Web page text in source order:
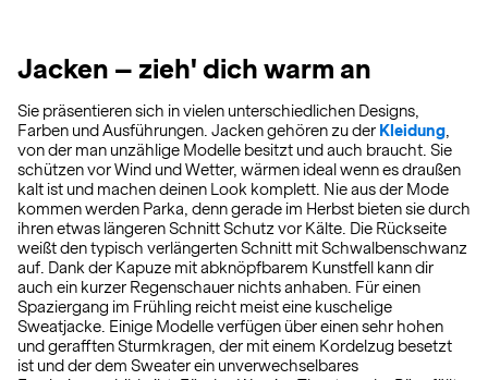
Jacken – zieh' dich warm an
Sie präsentieren sich in vielen unterschiedlichen Designs,
Farben und Ausführungen. Jacken gehören zu der Kleidung
von der man unzählige Modelle besitzt und auch braucht. Sie
schützen vor Wind und Wetter, wärmen ideal wenn es draußen
kalt ist und machen deinen Look komplett. Nie aus der Mode
kommen werden Parka, denn gerade im Herbst bieten sie durch
ihren etwas längeren Schnitt Schutz vor Kälte. Die Rückseite
weißt den typisch verlängerten Schnitt mit Schwalbenschwanz
auf. Dank der Kapuze mit abknöpfbarem Kunstfell kann dir
auch ein kurzer Regenschauer nichts anhaben. Für einen
Spaziergang im Frühling reicht meist eine kuschelige
Sweatjacke. Einige Modelle verfügen über einen sehr hohen
und gerafften Sturmkragen, der mit einem Kordelzug besetzt
ist und der dem Sweater ein unverwechselbares